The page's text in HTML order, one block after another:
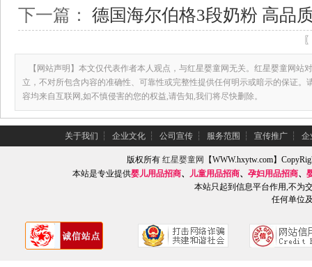
下一篇： 德国海尔伯格3段奶粉 高品
【网站声明】本文仅代表作者本人观点，与红星婴童网无关。红星婴童网站
立，不对所包含内容的准确性、可靠性或完整性提供任何明示或暗示的保证。
容均来自互联网,如不慎侵害的您的权益,请告知,我们将尽快删除。
关于我们 ┆ 企业文化 ┆ 公司宣传 ┆ 服务范围 ┆ 宣传推广 ┆ 企
版权所有红星婴童网
【WWW.hxytw.com】
本站是专业提供婴儿用品招商、 儿童用品招商、 孕妇用品招商、
本站只起到信息平台作用,不为
任何单位